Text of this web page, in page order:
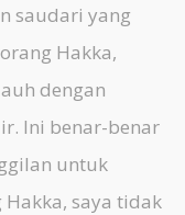
saudari yang
Hakka,
dengan
Ini benar-benar
untuk
saya tidak